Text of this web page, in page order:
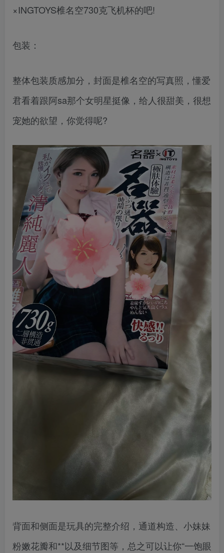
×INGTOYS椎名空730克飞机杯的吧!
包装：
整体包装质感加分，封面是椎名空的写真照，懂爱
君看着跟阿sa那个女明星挺像，给人很甜美，很想
宠她的欲望，你觉得呢?
背面和侧面是玩具的完整介绍，通道构造、小妹妹
粉嫩花瓣和**以及细节图等，总之可以让你“一饱眼